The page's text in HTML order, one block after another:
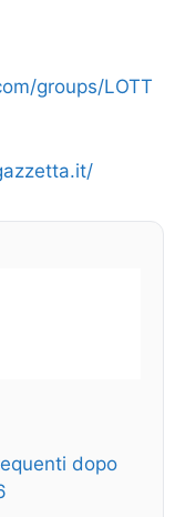
groups/LOTT
dopo